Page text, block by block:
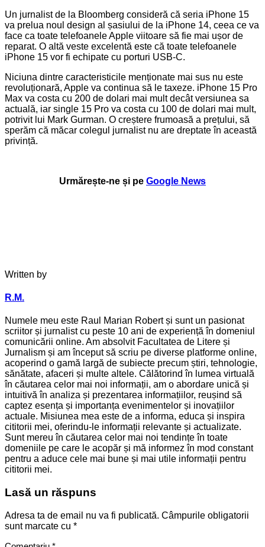
Un jurnalist de la Bloomberg consideră că seria iPhone 15
va prelua noul design al șasiului de la iPhone 14, ceea ce va
face ca toate telefoanele Apple viitoare să fie mai ușor de
reparat. O altă veste excelentă este că toate telefoanele
iPhone 15 vor fi echipate cu porturi USB-C.
Niciuna dintre caracteristicile menționate mai sus nu este
revoluționară, Apple va continua să le taxeze. iPhone 15 Pro
Max va costa cu 200 de dolari mai mult decât versiunea sa
actuală, iar single 15 Pro va costa cu 100 de dolari mai mult,
potrivit lui Mark Gurman. O creștere frumoasă a prețului, să
sperăm că măcar colegul jurnalist nu are dreptate în această
privință.
Urmărește-ne și pe Google News
Written by
R.M.
Numele meu este Raul Marian Robert și sunt un pasionat
scriitor și jurnalist cu peste 10 ani de experiență în domeniul
comunicării online. Am absolvit Facultatea de Litere și
Jurnalism și am început să scriu pe diverse platforme online,
acoperind o gamă largă de subiecte precum știri, tehnologie,
sănătate, afaceri și multe altele. Călătorind în lumea virtuală
în căutarea celor mai noi informații, am o abordare unică și
intuitivă în analiza și prezentarea informațiilor, reușind să
captez esența și importanța evenimentelor și inovațiilor
actuale. Misiunea mea este de a informa, educa și inspira
cititorii mei, oferindu-le informații relevante și actualizate.
Sunt mereu în căutarea celor mai noi tendințe în toate
domeniile pe care le acopăr și mă informez în mod constant
pentru a aduce cele mai bune și mai utile informații pentru
cititorii mei.
Lasă un răspuns
Adresa ta de email nu va fi publicată. Câmpurile obligatorii
sunt marcate cu *